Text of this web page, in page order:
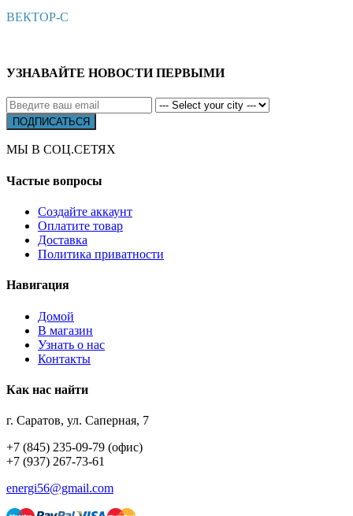
ВЕКТОР-С
УЗНАВАЙТЕ НОВОСТИ ПЕРВЫМИ
МЫ В СОЦ.СЕТЯХ
Частые вопросы
Создайте аккаунт
Оплатите товар
Доставка
Политика приватности
Навигация
Домой
В магазин
Узнать о нас
Контакты
Как нас найти
г. Саратов, ул. Саперная, 7
+7 (845) 235-09-79 (офис)
+7 (937) 267-73-61
energi56@gmail.com